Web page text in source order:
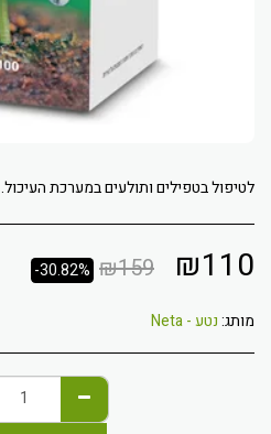
לטיפול בטפילים ותולעים במערכת העיכול.
₪110
₪159
-30.82%
מותג:נטע - Neta